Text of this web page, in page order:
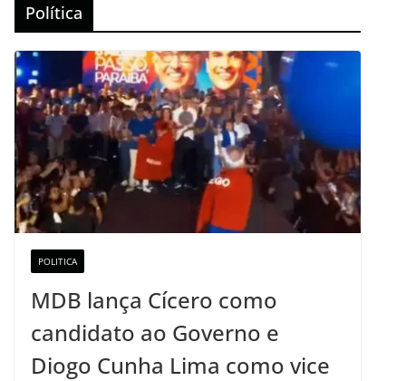
Política
POLITICA
MDB lança Cícero como
candidato ao Governo e
Diogo Cunha Lima como vice